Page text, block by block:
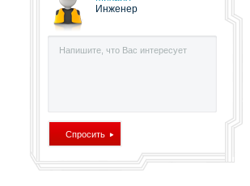
Инженер